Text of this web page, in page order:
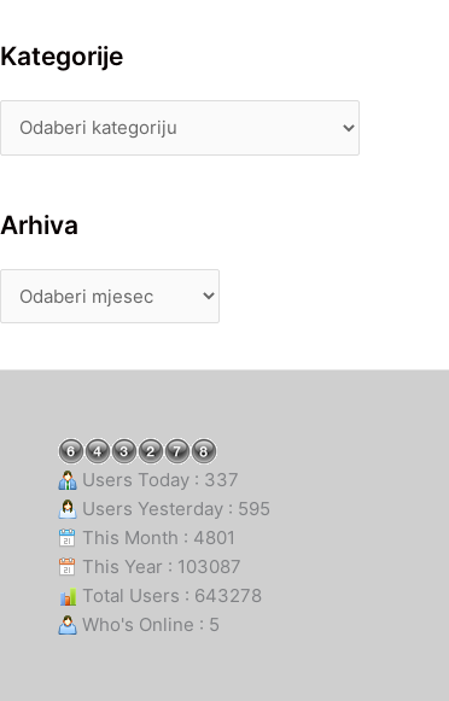
Kategorije
Arhiva
Users Today : 337
Users Yesterday : 595
This Month : 4801
This Year : 103087
Total Users : 643278
Who's Online : 5